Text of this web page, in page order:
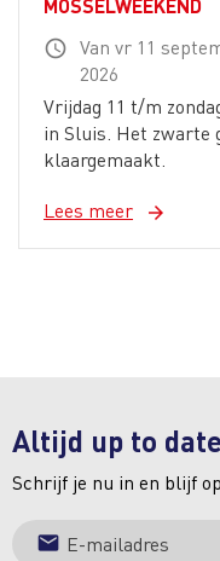
MOSSELWEEKEND
schedule Van vr 11
2026
Vrijdag 11 t/m
in Sluis. Het zwarte
klaargemaakt.
Lees meer
arrow_forward
Altijd up to
Schrijf je nu in en blijf